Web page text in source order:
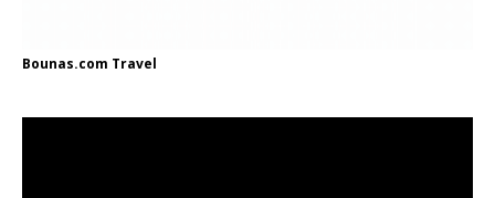
Bounas.com Travel